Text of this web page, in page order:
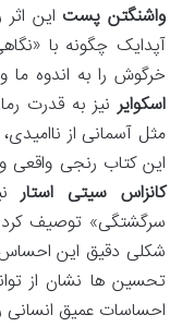
واشنگتن پست این
آپدایک چگونه با
خرگوش را به اندوه
اسکوایرنیز به قدرت
مثل آسمانی از
این کتاب رنجی
کانزاس سیتی استار
سرگشتگی» توصیف کرد
شکلی دقیق این
تحسین ها نشان از
احساسات عمیق انسانی